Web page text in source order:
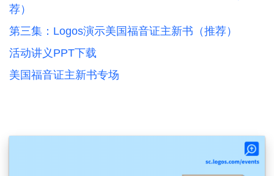
荐）
第三集：Logos演示美国福音证主新书（推荐）
活动讲义PPT下载
美国福音证主新书专场